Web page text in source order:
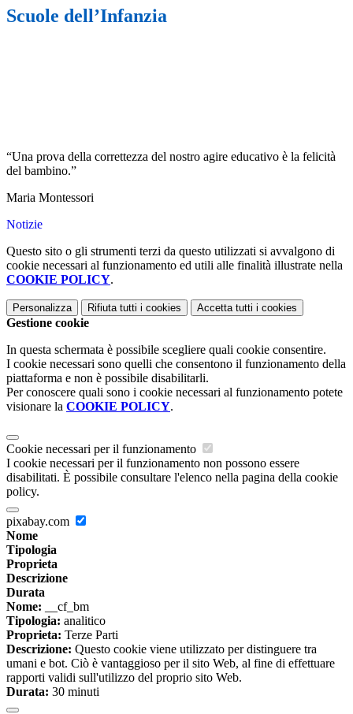
Scuole dell’Infanzia
“Una prova della correttezza del nostro agire educativo è la felicità
del bambino.”
Maria Montessori
Notizie
Questo sito o gli strumenti terzi da questo utilizzati si avvalgono di
cookie necessari al funzionamento ed utili alle finalità illustrate nella
COOKIE POLICY.
Personalizza Rifiuta tutti i cookies Accetta tutti i cookies
Gestione cookie
In questa schermata è possibile scegliere quali cookie consentire.
I cookie necessari sono quelli che consentono il funzionamento della
piattaforma e non è possibile disabilitarli.
Per conoscere quali sono i cookie necessari al funzionamento potete
visionare la COOKIE POLICY.
Cookie necessari per il funzionamento
I cookie necessari per il funzionamento non possono essere
disabilitati. È possibile consultare l'elenco nella pagina della cookie
policy.
pixabay.com
Nome
Tipologia
Proprieta
Descrizione
Durata
Nome: __cf_bm
Tipologia: analitico
Proprieta: Terze Parti
Descrizione: Questo cookie viene utilizzato per distinguere tra
umani e bot. Ciò è vantaggioso per il sito Web, al fine di effettuare
rapporti validi sull'utilizzo del proprio sito Web.
Durata: 30 minuti